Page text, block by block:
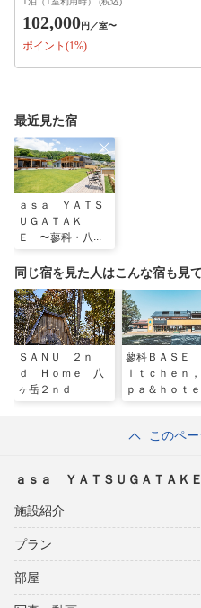
102,000円 ／室〜
ポイント(1%)
最近見た宿
ａｓａ ＹＡＴＳ
ＵＧＡＴＡＫ
Ｅ 〜蓼科・八ヶ
同じ宿を見た人はこんな宿も見
ＳＡＮＵ ２ｎ
ｄ Ｈｏｍｅ 八
ヶ岳２ｎｄ
蓼科ＢＡＳＥ
ｉｔｃｈｅｎ
ｐａ＆ｈｏｔｅ
このペ
ａｓａ ＹＡＴＳＵＧＡＴＡＫ
施設紹介
プラン
部屋